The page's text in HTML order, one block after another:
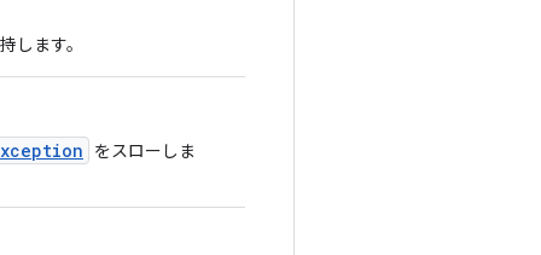
します。
をスローしま